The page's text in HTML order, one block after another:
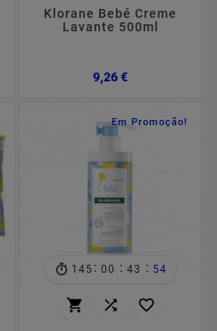
Klorane Bebé Creme
Lavante 500ml
9,26 €Preço
Em Promoção!
145 : 00 : 43 : 53
  